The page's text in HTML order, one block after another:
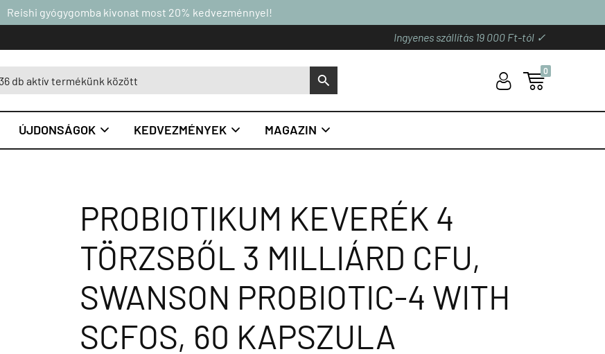
Reishi gyógygomba kivonat most 20% kedvezménnyel!
Ingyenes szállítás 19 000 Ft-tól ✓
S U 
0
ÚJDONSÁGOK  KEDVEZMÉNYEK  MAGAZIN 
PROBIOTIKUM KEVERÉK 4
TÖRZSBŐL 3 MILLIÁRD CFU,
SWANSON PROBIOTIC-4 WITH
SCFOS, 60 KAPSZULA